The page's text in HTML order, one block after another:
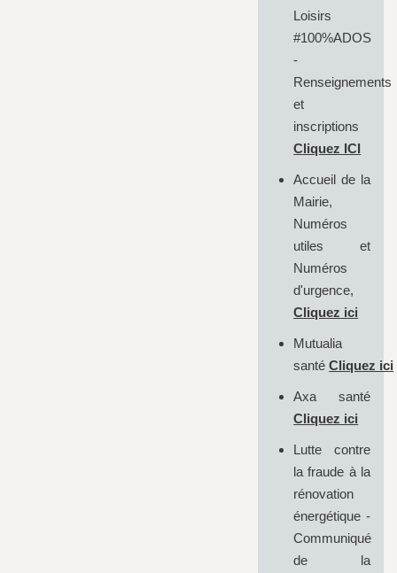
Loisirs
#100%ADOS
-
Renseignements
et
inscriptions
Cliquez ICI
Accueil de la
Mairie,
Numéros
utiles et
Numéros
d'urgence,
Cliquez ici
Mutualia
santéCliquez ici
Axa santé
Cliquez ici
Lutte contre
la fraude à la
rénovation
énergétique -
Communiqué
de la